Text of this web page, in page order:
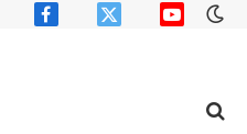
FacebookX
YouTube